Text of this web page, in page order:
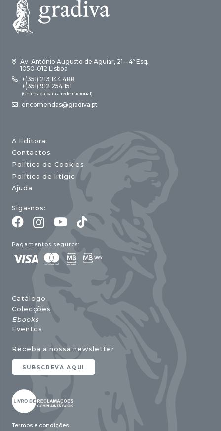
Av. António Augusto de Aguiar, 21 – 4º Esq.
1050-012 Lisboa
+(351) 213 144 488
+(351) 912 254 151
(Chamada para a rede nacional)
encomendas@gradiva.pt
A Editora
Contactos
Política de Cookies
Política de litígio
Ajuda
Siga-nos:
Pagamentos seguros:
Catálogo
Colecções
Ebooks
Eventos
Receba a nossa newsletter
SUBSCREVA AQUI
Termos e condições